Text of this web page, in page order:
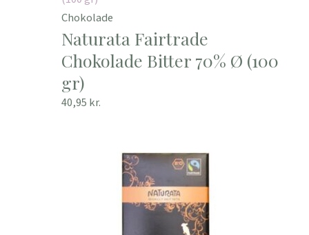
Chokolade
Naturata Fairtrade
Chokolade Bitter 70% Ø (100
gr)
40,95 kr.